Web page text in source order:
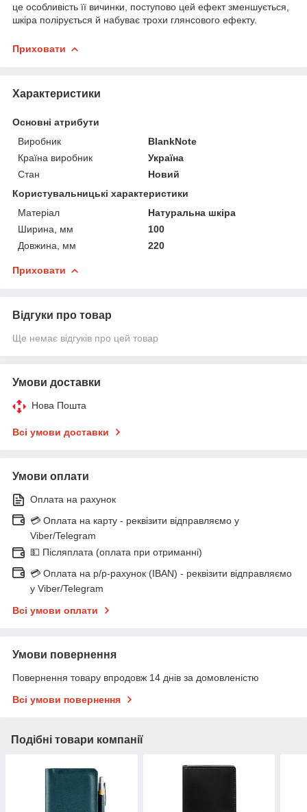
це особливість її вичинки, поступово цей ефект зменшується,
шкіра полірується й набуває трохи глянсового ефекту.
Приховати
Характеристики
Основні атрибути
Виробник
BlankNote
Країна виробник
Україна
Стан
Новий
Користувальницькі характеристики
Матеріал
Натуральна шкіра
Ширина, мм
100
Довжина, мм
220
Приховати
Відгуки про товар
Ще немає відгуків про цей товар
Умови доставки
Нова Пошта
Всі умови доставки
Умови оплати
Оплата на рахунок
💳 Оплата на карту - реквізити відправляємо у
Viber/Telegram
💵 Післяплата (оплата при отриманні)
💳 Оплата на р/р-рахунок (IBAN) - реквізити відправляємо
у Viber/Telegram
Всі умови оплати
Умови повернення
Повернення товару впродовж 14 днів за домовленістю
Всі умови повернення
Подібні товари компанії